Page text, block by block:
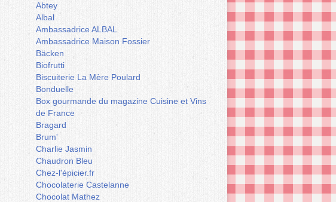
Abtey
Albal
Ambassadrice ALBAL
Ambassadrice Maison Fossier
Bäcken
Biofrutti
Biscuiterie La Mère Poulard
Bonduelle
Box gourmande du magazine Cuisine et Vins
de France
Bragard
Brum'
Charlie Jasmin
Chaudron Bleu
Chez-l'épicier.fr
Chocolaterie Castelanne
Chocolat Mathez